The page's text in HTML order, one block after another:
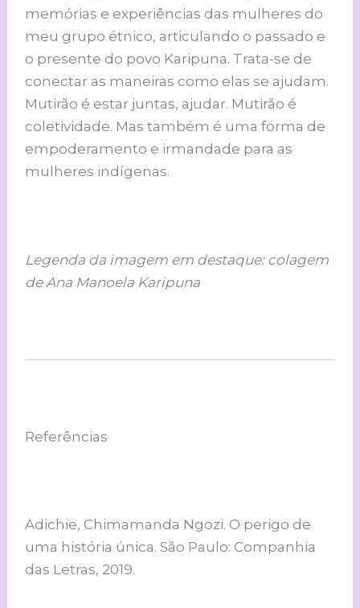
memórias e experiências das mulheres do
meu grupo étnico, articulando o passado e
o presente do povo Karipuna. Trata-se de
conectar as maneiras como elas se ajudam.
Mutirão é estar juntas, ajudar. Mutirão é
coletividade. Mas também é uma forma de
empoderamento e irmandade para as
mulheres indígenas.
Legenda da imagem em destaque: colagem
de Ana Manoela Karipuna
Referências
Adichie, Chimamanda Ngozi. O perigo de
uma história única. São Paulo: Companhia
das Letras, 2019.